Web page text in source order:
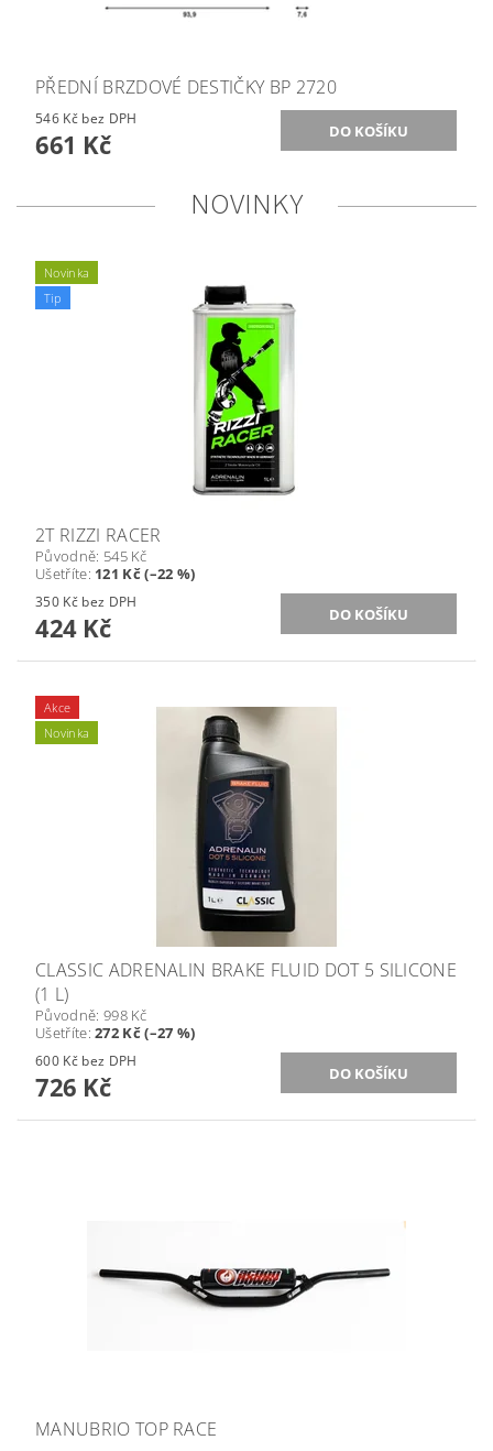
PŘEDNÍ BRZDOVÉ DESTIČKY BP 2720
546 Kč bez DPH
661 Kč
NOVINKY
Novinka
Tip
2T RIZZI RACER
Původně: 545 Kč
Ušetříte: 121 Kč (–22 %)
350 Kč bez DPH
424 Kč
Akce
Novinka
CLASSIC ADRENALIN BRAKE FLUID DOT 5 SILICONE
(1 L)
Původně: 998 Kč
Ušetříte:272 Kč (–27 %)
600 Kč bez DPH
726 Kč
MANUBRIO TOP RACE